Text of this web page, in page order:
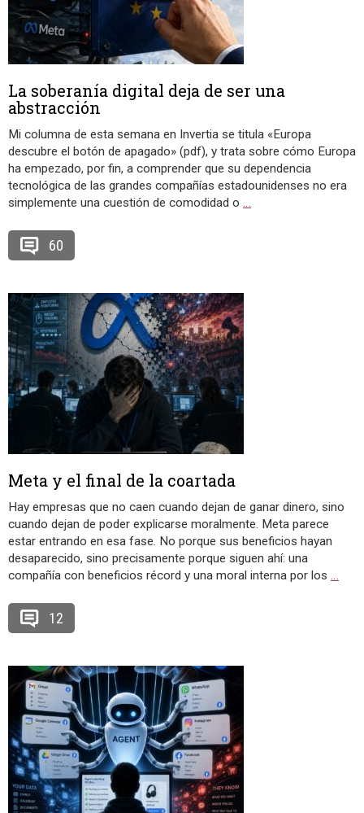
La soberanía digital deja de ser una
abstracción
Mi columna de esta semana en Invertia se titula «Europa
descubre el botón de apagado» (pdf), y trata sobre cómo Europa
ha empezado, por fin, a comprender que su dependencia
tecnológica de las grandes compañías estadounidenses no era
simplemente una cuestión de comodidad o …
60
Meta y el final de la coartada
Hay empresas que no caen cuando dejan de ganar dinero, sino
cuando dejan de poder explicarse moralmente. Meta parece
estar entrando en esa fase. No porque sus beneficios hayan
desaparecido, sino precisamente porque siguen ahí: una
compañía con beneficios récord y una moral interna por los …
12